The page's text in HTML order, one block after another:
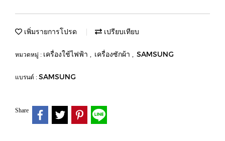
เพิ่มรายการโปรด เปรียบเทียบ
หมวดหมู่ : เครื่องใช้ไฟฟ้า , เครื่องซักผ้า , SAMSUNG
แบรนด์ : SAMSUNG
Share